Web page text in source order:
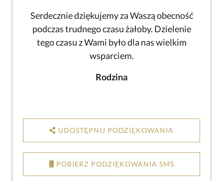
Serdecznie dziękujemy za Waszą obecność
podczas trudnego czasu żałoby. Dzielenie
tego czasu z Wami było dla nas wielkim
wsparciem.
Rodzina
UDOSTĘPNIJ PODZIĘKOWANIA
POBIERZ PODZIĘKOWANIA SMS